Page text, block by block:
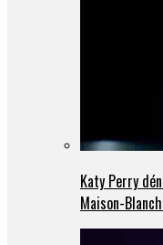
Katy Perry
Maison-